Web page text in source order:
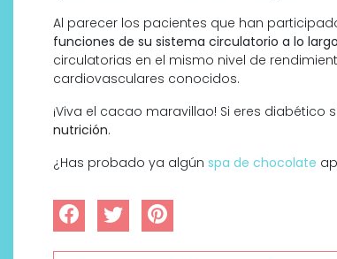
Al parecer los pacientes que han
funciones de su sistema circulatorio a lo
circulatorias en el mismo nivel de
cardiovasculares conocidos.
¡Viva el cacao maravillao! Si eres
nutrición.
¿Has probado ya algún spa de chocolate